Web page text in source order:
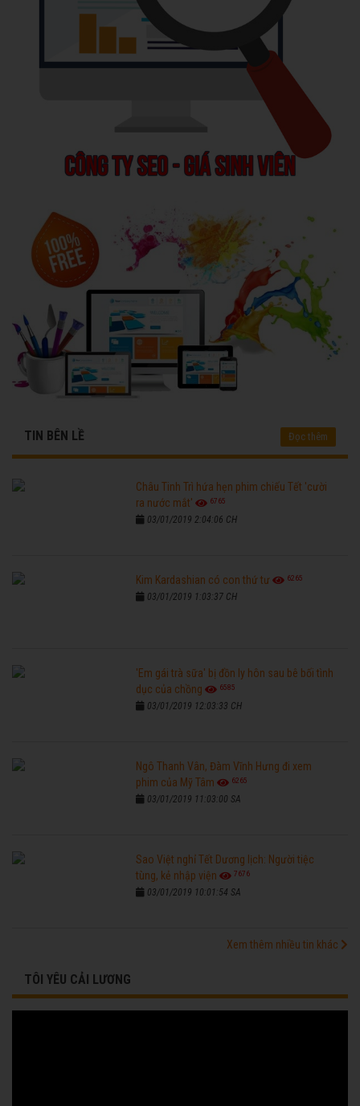
TIN BÊN LỀ Đọc thêm
Châu Tinh Trì hứa hẹn phim chiếu Tết 'cười
ra nước mắt'
6765
03/01/2019 2:04:06 CH
Kim Kardashian có con thứ tư 6265
03/01/2019 1:03:37 CH
'Em gái trà sữa' bị đồn ly hôn sau bê bối tình
dục của chồng
6585
03/01/2019 12:03:33 CH
Ngô Thanh Vân, Đàm Vĩnh Hưng đi xem
phim của Mỹ Tâm
6265
03/01/2019 11:03:00 SA
Sao Việt nghỉ Tết Dương lịch: Người tiệc
tùng, kẻ nhập viện
7676
03/01/2019 10:01:54 SA
Xem thêm nhiều tin khác
TÔI YÊU CẢI LƯƠNG